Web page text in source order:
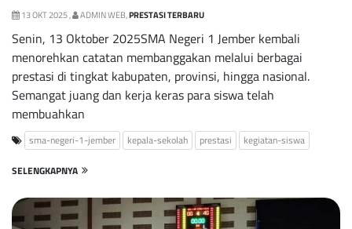
13 OKT 2025 , ADMIN WEB,PRESTASI TERBARU
Senin, 13 Oktober 2025SMA Negeri 1 Jember kembali
menorehkan catatan membanggakan melalui berbagai
prestasi di tingkat kabupaten, provinsi, hingga nasional.
Semangat juang dan kerja keras para siswa telah
membuahkan
sma-negeri-1-jember kepala-sekolah prestasi kegiatan-siswa
SELENGKAPNYA